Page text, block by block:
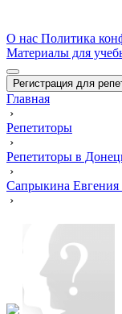
О нас Политика
Материалы для
Регистрация для
Главная
›
Репетиторы
›
Репетиторы в
›
Сапрыкина Евгения
›